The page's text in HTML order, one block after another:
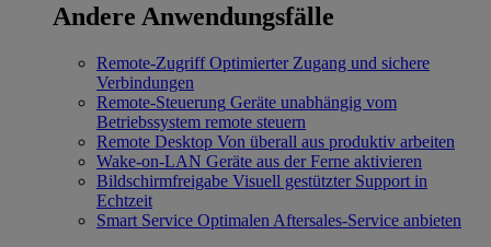
Andere Anwendungsfälle
Remote-Zugriff Optimierter Zugang und sichere
Verbindungen
Remote-Steuerung Geräte unabhängig vom
Betriebssystem remote steuern
Remote Desktop Von überall aus produktiv arbeiten
Wake-on-LAN Geräte aus der Ferne aktivieren
Bildschirmfreigabe Visuell gestützter Support in
Echtzeit
Smart Service Optimalen Aftersales-Service anbieten